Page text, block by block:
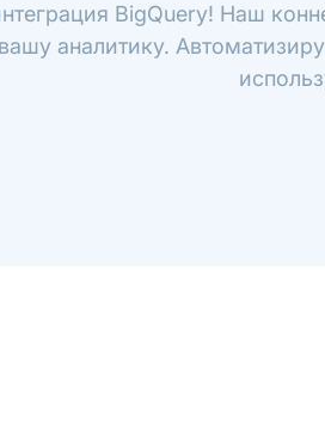
BigQuery! Наш
аналитику.